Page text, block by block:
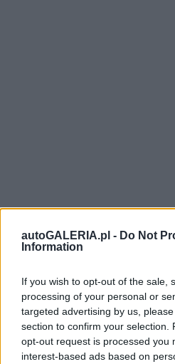
autoGALERIA.pl - Do Not
Information
If you wish to opt-out of the sale,
processing of your personal or
targeted advertising by us,
section to confirm your selection.
opt-out request is processed you
interest-based ads based on